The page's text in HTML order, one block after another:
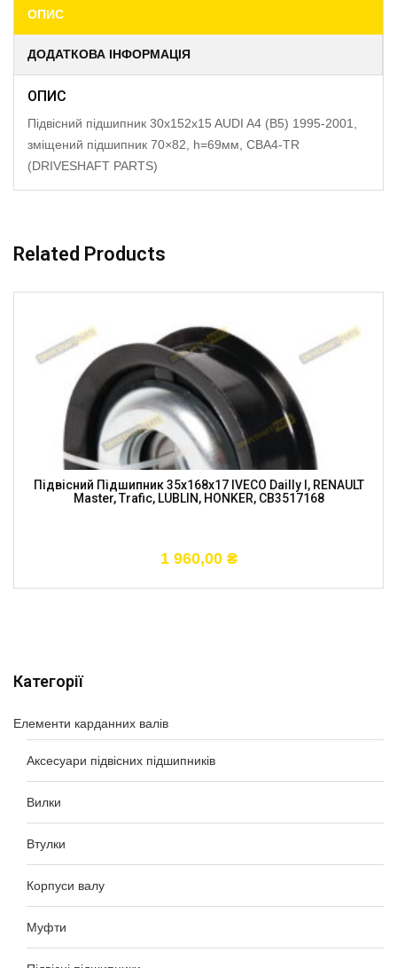
Категорії
Елементи карданних валів
Аксесуари підвісних підшипників
Вилки
Втулки
Корпуси валу
Муфти
ОПИС
ДОДАТКОВА ІНФОРМАЦІЯ
ОПИС
Підвісний підшипник 30x152x15 AUDI A4 (B5) 1995-2001,
зміщений підшипник 70×82, h=69мм, CBA4-TR
(DRIVESHAFT PARTS)
Related Products
Підвісний Підшипник 35x168x17 IVECO Dailly I, RENAULT
Master, Trafic, LUBLIN, HONKER, CB3517168
1 960,00 ₴